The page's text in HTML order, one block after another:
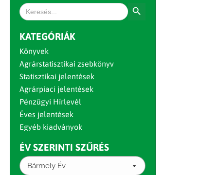
Search
for:
KATEGÓRIÁK
Könyvek
Agrárstatisztikai zsebkönyv
Statisztikai jelentések
Agrárpiaci jelentések
Pénzügyi Hírlevél
Éves jelentések
Egyéb kiadványok
ÉV SZERINTI SZŰRÉS
Bármely Év